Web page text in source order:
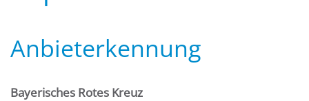
Anbieterkennung
Bayerisches Rotes Kreuz